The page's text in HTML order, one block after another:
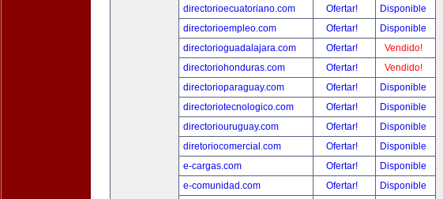
directorioecuatoriano.com
Ofertar!
Disponible
directorioempleo.com
Ofertar!
Disponible
directorioguadalajara.com
Ofertar!
Vendido!
directoriohonduras.com
Ofertar!
Vendido!
directorioparaguay.com
Ofertar!
Disponible
directoriotecnologico.com
Ofertar!
Disponible
directoriouruguay.com
Ofertar!
Disponible
diretoriocomercial.com
Ofertar!
Disponible
e-cargas.com
Ofertar!
Disponible
e-comunidad.com
Ofertar!
Disponible